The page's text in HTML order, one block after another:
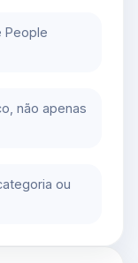
People
não apenas
ou